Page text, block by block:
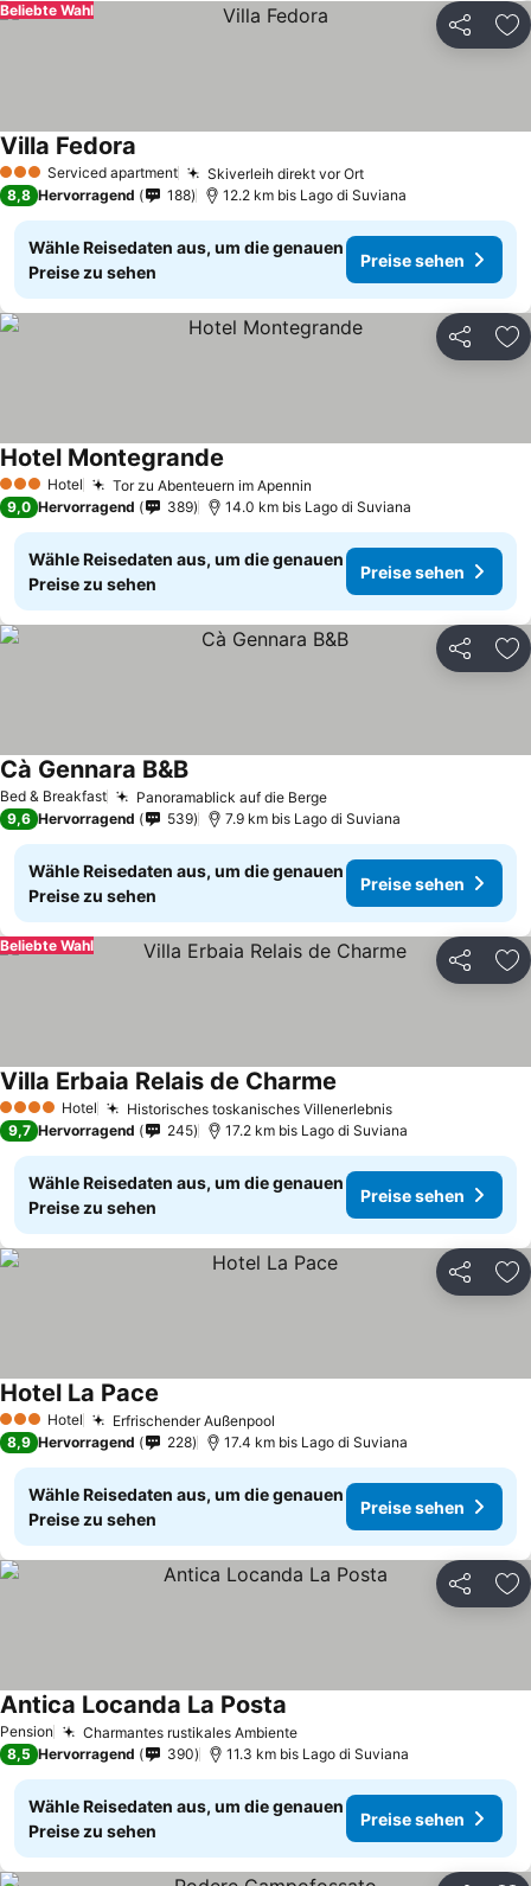
Teilen
Beliebte Wahl
3 SterneServiced apartment Skiverleih direkt vor Ort
Villa Fedora
8,8 Hervorragend 188 12.2 km bis Lago di Suviana
Wähle Reisedaten aus, um die genauen
Preise zu sehen
Preise sehen
Teilen
3 SterneHotel Tor zu Abenteuern im Apennin
Hotel Montegrande
9,0 Hervorragend 389 14.0 km bis Lago di Suviana
Wähle Reisedaten aus, um die genauen
Preise zu sehen
Preise sehen
Teilen
Bed & Breakfast Panoramablick auf die Berge
Cà Gennara B&B
9,6 Hervorragend 539 7.9 km bis Lago di Suviana
Wähle Reisedaten aus, um die genauen
Preise zu sehen
Preise sehen
Teilen
Beliebte Wahl
4 Sterne Hotel Historisches toskanisches Villenerlebnis
Villa Erbaia Relais de Charme
9,7 Hervorragend 245 17.2 km bis Lago di Suviana
Wähle Reisedaten aus, um die genauen
Preise zu sehen
Preise sehen
Teilen
3 SterneHotel Erfrischender Außenpool
Hotel La Pace
8,9 Hervorragend 228 17.4 km bis Lago di Suviana
Wähle Reisedaten aus, um die genauen
Preise zu sehen
Preise sehen
Teilen
Pension Charmantes rustikales Ambiente
Antica Locanda La Posta
8,5 Hervorragend 390 11.3 km bis Lago di Suviana
Wähle Reisedaten aus, um die genauen
Preise zu sehen
Preise sehen